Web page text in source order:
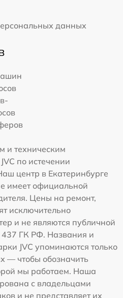
данных
и техническим
по истечении
центр в Екатеринбурге
имеет официальной
Цены на ремонт,
исключительно
и не являются публичной
437 ГК РФ. Названия и
JVC упоминаются только
— чтобы обозначить
мы работаем. Наша
с владельцами
и не представляет их